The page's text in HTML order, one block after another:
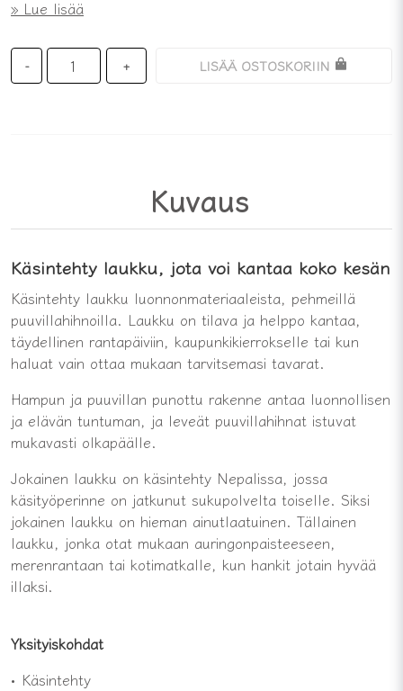
Lue lisää
- + LISÄÄ OSTOSKORIIN
Kuvaus
Käsintehty laukku, jota voi kantaa koko kesän
Käsintehty laukku luonnonmateriaaleista, pehmeillä
puuvillahihnoilla. Laukku on tilava ja helppo kantaa,
täydellinen rantapäiviin, kaupunkikierrokselle tai kun
haluat vain ottaa mukaan tarvitsemasi tavarat.
Hampun ja puuvillan punottu rakenne antaa luonnollisen
ja elävän tuntuman, ja leveät puuvillahihnat istuvat
mukavasti olkapäälle.
Jokainen laukku on käsintehty Nepalissa, jossa
käsityöperinne on jatkunut sukupolvelta toiselle. Siksi
jokainen laukku on hieman ainutlaatuinen. Tällainen
laukku, jonka otat mukaan auringonpaisteeseen,
merenrantaan tai kotimatkalle, kun hankit jotain hyvää
illaksi.
Yksityiskohdat
• Käsintehty